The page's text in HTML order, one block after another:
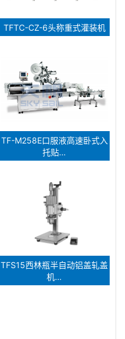
TFTC-CZ-6头称重式灌装机
TF-M258E口服液高速卧式入
托贴…
TFS15西林瓶半自动铝盖轧盖
机…